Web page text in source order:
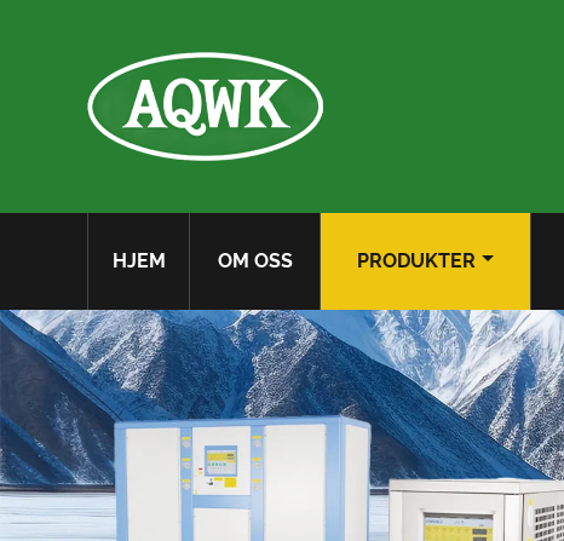
HJEM OM OSS PRODUKTER